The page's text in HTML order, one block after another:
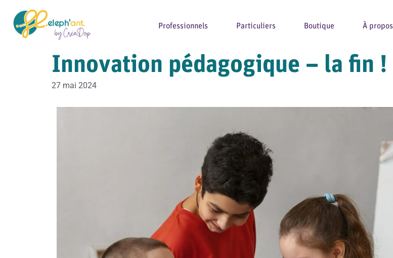
Professionnels Particuliers Boutique À propos
Innovation pédagogique – la fin !
27 mai 2024